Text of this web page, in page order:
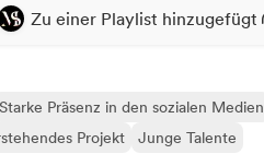
Zu einer Playlist hinzugefügt
Starke Präsenz in den sozialen Medien
Projekt Junge Talente